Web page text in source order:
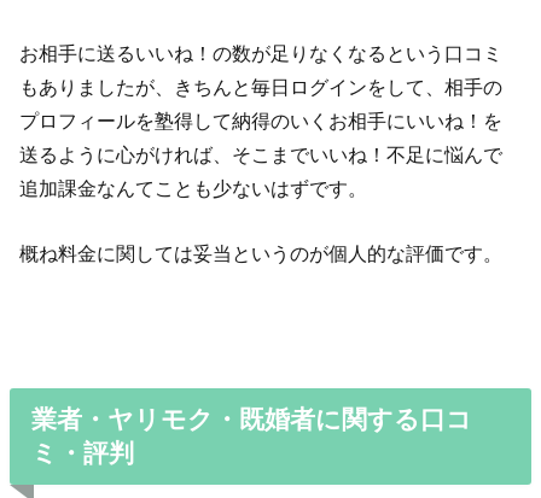
お相手に送るいいね！の数が足りなくなるという口コミ
もありましたが、きちんと毎日ログインをして、相手の
プロフィールを塾得して納得のいくお相手にいいね！を
送るように心がければ、そこまでいいね！不足に悩んで
追加課金なんてことも少ないはずです。
概ね料金に関しては妥当というのが個人的な評価です。
業者・ヤリモク・既婚者に関する口コ
ミ・評判